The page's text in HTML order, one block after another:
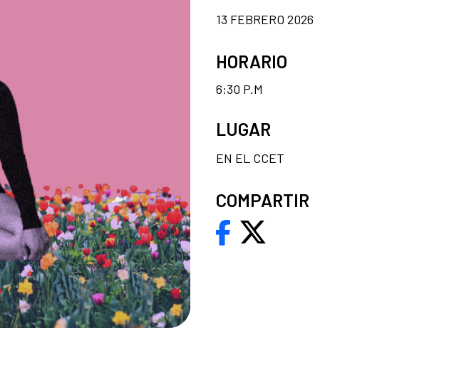
13 FEBRERO 2026
HORARIO
6:30 P.M
LUGAR
EN EL CCET
COMPARTIR